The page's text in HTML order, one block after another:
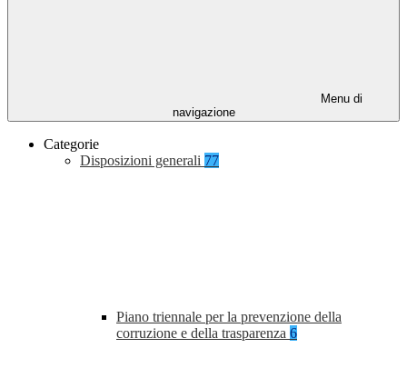
Menu di
navigazione
Categorie
Disposizioni generali 77
Piano triennale per la prevenzione della
corruzione e della trasparenza 6